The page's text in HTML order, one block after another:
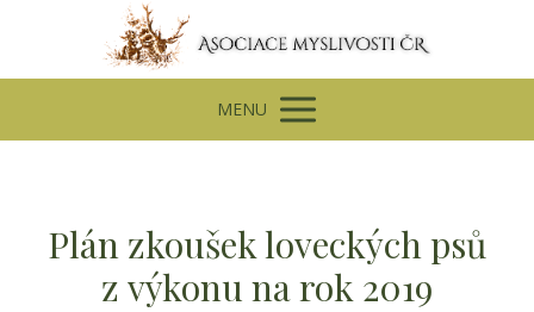
MENU
Plán zkoušek loveckých psů
z výkonu na rok 2019